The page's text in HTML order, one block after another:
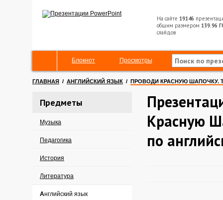
На сайте 19146
общим размером 139.96
слайдов
Блокнот Просмотры
ГЛАВНАЯ / АНГЛИЙСКИЙ ЯЗЫК / ПРОВОДИ КРАСНУЮ ШАПОЧКУ.
Предметы
Музыка
Педагогика
История
Литература
Английский язык
Красную
по